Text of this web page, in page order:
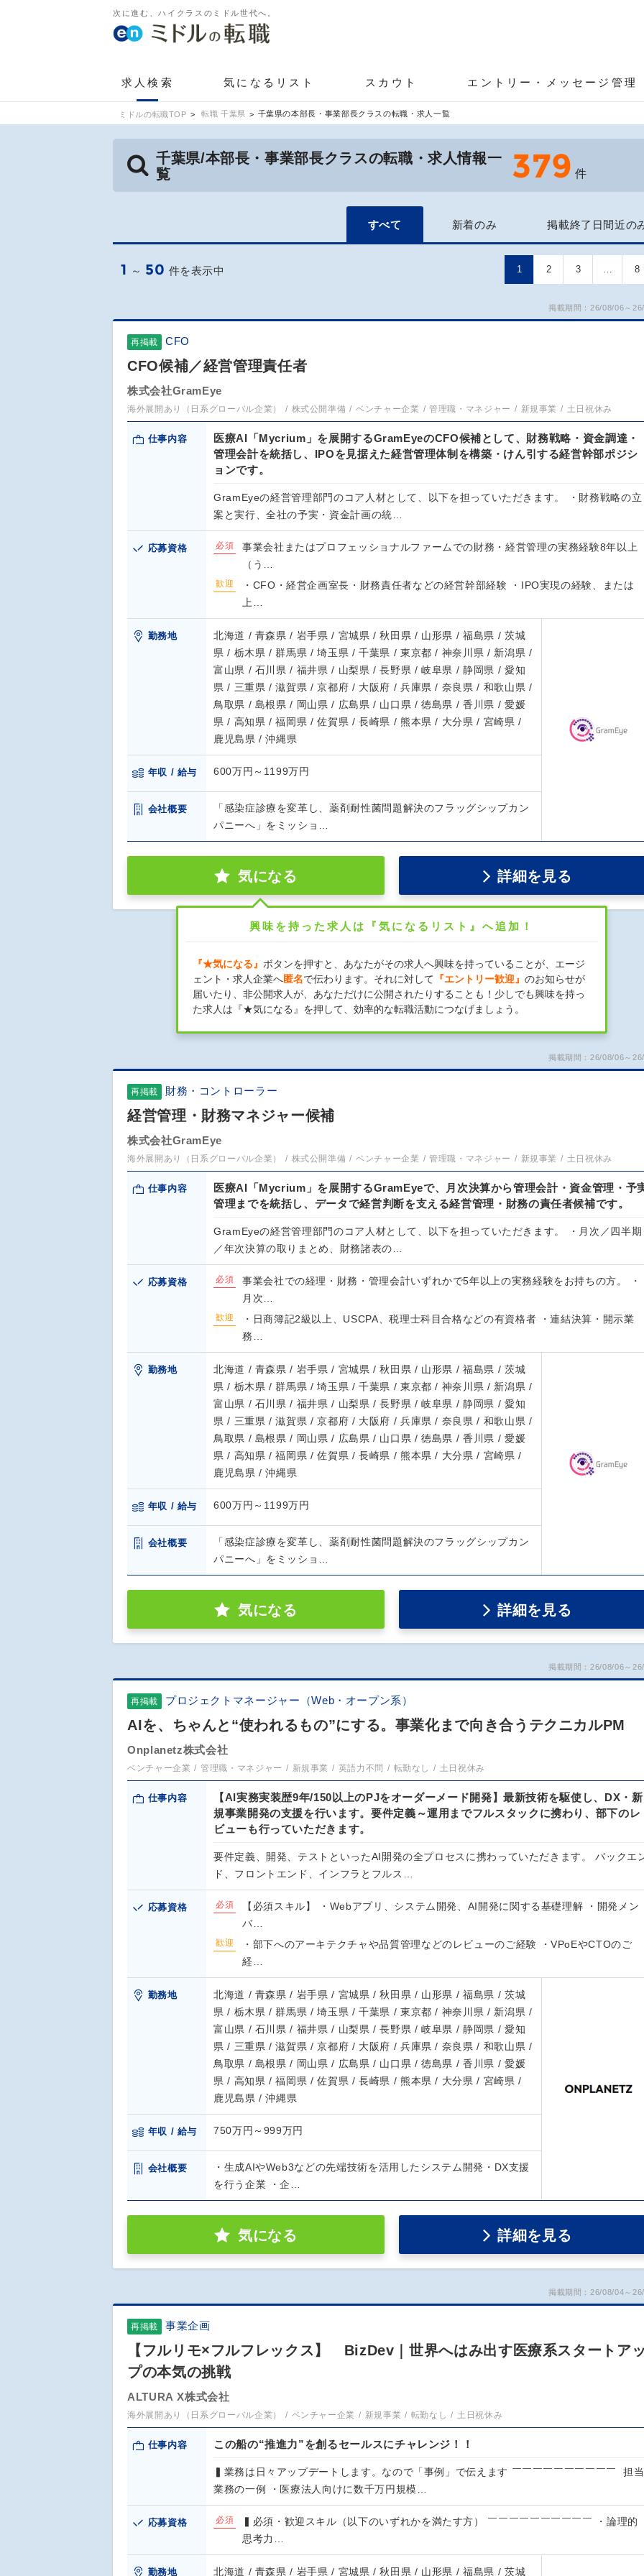
次に進む、ハイクラスのミドル世代へ。
求人検索 気になるリスト スカウト エントリー・メッセージ管理
ミドルの転職TOP 転職 千葉県 千葉県の本部長・事業部長クラスの転職・求人一覧
千葉県/本部長・事業部長クラスの転職・求人情報一
覧
379 件
すべて 新着のみ 掲載終了日間近の
1 ～ 50 件を表示中 1 2 3 … 8
掲載期間：26/08/06～
再掲載 CFO
CFO候補／経営管理責任者
株式会社GramEye
海外展開あり（日系グローバル企業） 株式公開準備 ベンチャー企業 管理職・マネジャー 新規事業 土日祝休み
仕事内容
医療AI「Mycrium」を展開するGramEyeのCFO候補として、財務戦略・資金調達・
管理会計を統括し、IPOを見据えた経営管理体制を構築・けん引する経営幹部ポジシ
ョンです。
GramEyeの経営管理部門のコア人材として、以下を担っていただきます。 ・財務戦略の立
案と実行、全社の予実・資金計画の統…
応募資格 必須
事業会社またはプロフェッショナルファームでの財務・経営管理の実務経験8年以上
（う…
歓迎
・CFO・経営企画室長・財務責任者などの経営幹部経験 ・IPO実現の経験、または
上…
勤務地
北海道 / 青森県 / 岩手県 / 宮城県 / 秋田県 / 山形県 / 福島県 / 茨城
県 / 栃木県 / 群馬県 / 埼玉県 / 千葉県 / 東京都 / 神奈川県 / 新潟県 /
富山県 / 石川県 / 福井県 / 山梨県 / 長野県 / 岐阜県 / 静岡県 / 愛知
県 / 三重県 / 滋賀県 / 京都府 / 大阪府 / 兵庫県 / 奈良県 / 和歌山県 /
鳥取県 / 島根県 / 岡山県 / 広島県 / 山口県 / 徳島県 / 香川県 / 愛媛
県 / 高知県 / 福岡県 / 佐賀県 / 長崎県 / 熊本県 / 大分県 / 宮崎県 /
鹿児島県 / 沖縄県
年収 / 給与 600万円～1199万円
会社概要
「感染症診療を変革し、薬剤耐性菌問題解決のフラッグシップカン
パニーへ」をミッショ…
気になる 詳細を見る
興味を持った求人は『気になるリスト』へ追加！
『★気になる』 ボタンを押すと、あなたがその求人へ興味を持っていることが、エージ
ェント・求人企業へ匿名で伝わります。それに対して 『エントリー歓迎』 のお知らせが
届いたり、非公開求人が、あなただけに公開されたりすることも！少しでも興味を持っ
た求人は『★気になる』を押して、効率的な転職活動につなげましょう。
掲載期間：26/08/06～
再掲載 財務・コントローラー
経営管理・財務マネジャー候補
株式会社GramEye
海外展開あり（日系グローバル企業） 株式公開準備 ベンチャー企業 管理職・マネジャー 新規事業 土日祝休み
仕事内容
医療AI「Mycrium」を展開するGramEyeで、月次決算から管理会計・資金管理・予
管理までを統括し、データで経営判断を支える経営管理・財務の責任者候補です。
GramEyeの経営管理部門のコア人材として、以下を担っていただきます。 ・月次／四半期
／年次決算の取りまとめ、財務諸表の…
応募資格 必須
事業会社での経理・財務・管理会計いずれかで5年以上の実務経験をお持ちの方。 ・
月次…
歓迎
・日商簿記2級以上、USCPA、税理士科目合格などの有資格者 ・連結決算・開示業
務…
勤務地
北海道 / 青森県 / 岩手県 / 宮城県 / 秋田県 / 山形県 / 福島県 / 茨城
県 / 栃木県 / 群馬県 / 埼玉県 / 千葉県 / 東京都 / 神奈川県 / 新潟県 /
富山県 / 石川県 / 福井県 / 山梨県 / 長野県 / 岐阜県 / 静岡県 / 愛知
県 / 三重県 / 滋賀県 / 京都府 / 大阪府 / 兵庫県 / 奈良県 / 和歌山県 /
鳥取県 / 島根県 / 岡山県 / 広島県 / 山口県 / 徳島県 / 香川県 / 愛媛
県 / 高知県 / 福岡県 / 佐賀県 / 長崎県 / 熊本県 / 大分県 / 宮崎県 /
鹿児島県 / 沖縄県
年収 / 給与 600万円～1199万円
会社概要
「感染症診療を変革し、薬剤耐性菌問題解決のフラッグシップカン
パニーへ」をミッショ…
気になる 詳細を見る
掲載期間：26/08/06～
再掲載 プロジェクトマネージャー（Web・オープン系）
AIを、ちゃんと“使われるもの”にする。事業化まで向き合うテクニカルPM
Onplanetz株式会社
ベンチャー企業 管理職・マネジャー 新規事業 英語力不問 転勤なし 土日祝休み
仕事内容
【AI実務実装歴9年/150以上のPJをオーダーメード開発】最新技術を駆使し、DX・新
規事業開発の支援を行います。要件定義～運用までフルスタックに携わり、部下のレ
ビューも行っていただきます。
要件定義、開発、テストといったAI開発の全プロセスに携わっていただきます。 バックエ
ド、フロントエンド、インフラとフルス…
応募資格 必須
【必須スキル】 ・Webアプリ、システム開発、AI開発に関する基礎理解 ・開発メン
バ…
歓迎
・部下へのアーキテクチャや品質管理などのレビューのご経験 ・VPoEやCTOのご
経…
勤務地
北海道 / 青森県 / 岩手県 / 宮城県 / 秋田県 / 山形県 / 福島県 / 茨城
県 / 栃木県 / 群馬県 / 埼玉県 / 千葉県 / 東京都 / 神奈川県 / 新潟県 /
富山県 / 石川県 / 福井県 / 山梨県 / 長野県 / 岐阜県 / 静岡県 / 愛知
県 / 三重県 / 滋賀県 / 京都府 / 大阪府 / 兵庫県 / 奈良県 / 和歌山県 /
鳥取県 / 島根県 / 岡山県 / 広島県 / 山口県 / 徳島県 / 香川県 / 愛媛
県 / 高知県 / 福岡県 / 佐賀県 / 長崎県 / 熊本県 / 大分県 / 宮崎県 /
鹿児島県 / 沖縄県
年収 / 給与 750万円～999万円
会社概要
・生成AIやWeb3などの先端技術を活用したシステム開発・DX支援
を行う企業 ・企…
気になる 詳細を見る
掲載期間：26/08/04～
再掲載 事業企画
【フルリモ×フルフレックス】 BizDev｜世界へはみ出す医療系スタートアッ
プの本気の挑戦
ALTURA X株式会社
海外展開あり（日系グローバル企業） ベンチャー企業 新規事業 転勤なし 土日祝休み
仕事内容 この船の“推進力”を創るセールスにチャレンジ！！
▍業務は日々アップデートします。なので「事例」で伝えます ￣￣￣￣￣￣￣￣￣￣ 担当
業務の一例 ・医療法人向けに数千万円規模…
応募資格 必須
▍必須・歓迎スキル（以下のいずれかを満たす方） ￣￣￣￣￣￣￣￣￣￣ ・論理的
思考力…
勤務地 北海道 / 青森県 / 岩手県 / 宮城県 / 秋田県 / 山形県 / 福島県 / 茨城